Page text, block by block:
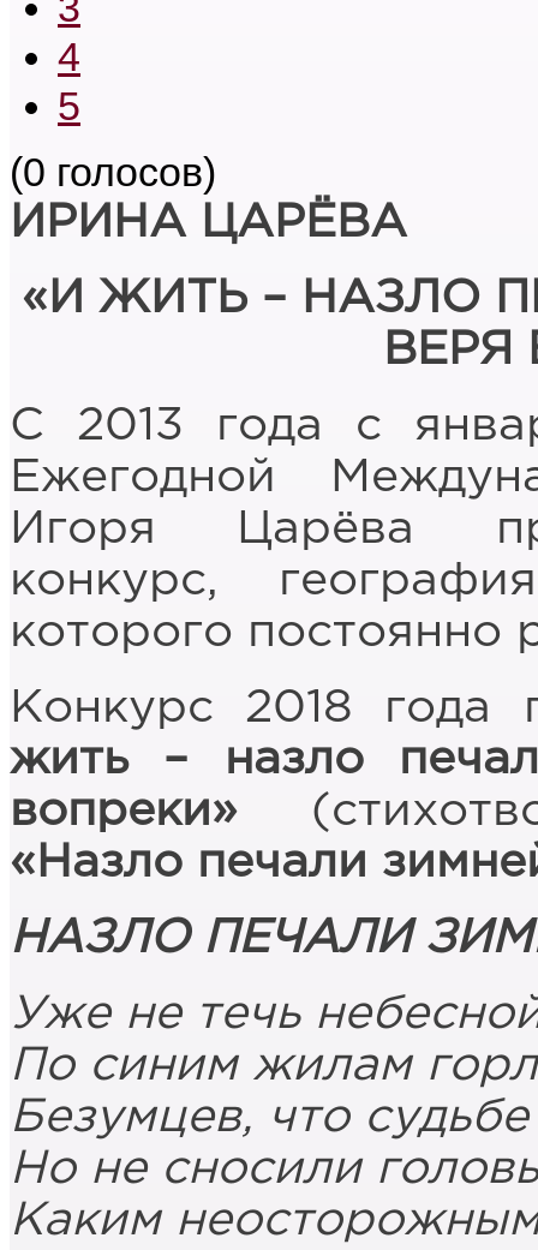
4
5
(0 голосов)
ИРИНА ЦАРЁВА
«И ЖИТЬ – НАЗЛО
ВЕРЯ
С 2013 года с
Ежегодной
Игоря Царёва
конкурс,
которого постоянно
Конкурс 2018
жить – назло
вопреки»
«Назло печали
НАЗЛО ПЕЧАЛИ
Уже не течь
По синим жилам
Безумцев, что
Но не сносили
Каким